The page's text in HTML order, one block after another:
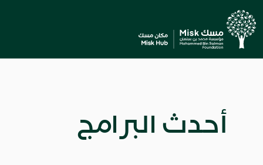
Previous
أحدث البرامج